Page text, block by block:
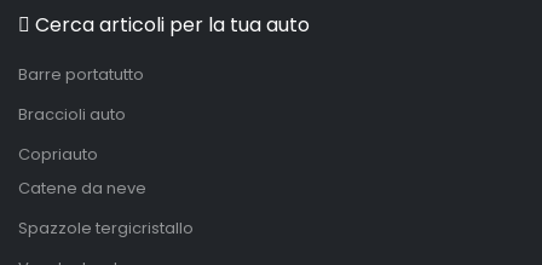
Cerca articoli per la tua auto
Barre portatutto
Braccioli auto
Copriauto
Catene da neve
Spazzole tergicristallo